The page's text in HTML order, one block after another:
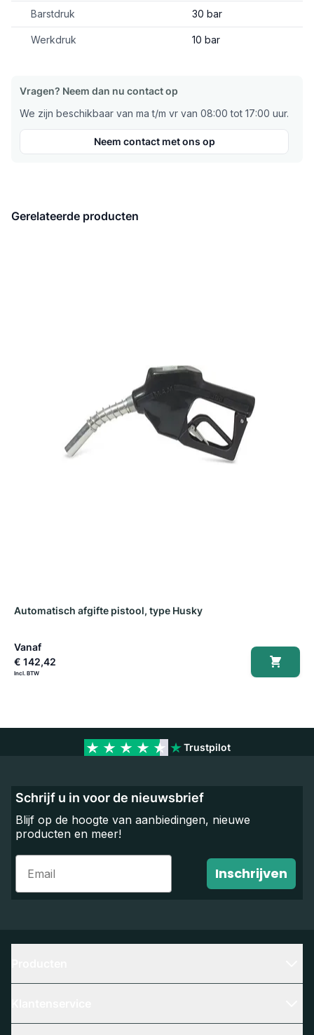
Barstdruk 30 bar
Werkdruk 10 bar
Vragen? Neem dan nu contact op
We zijn beschikbaar van ma t/m vr van 08:00 tot 17:00 uur.
Neem contact met ons op
Gerelateerde producten
Automatisch afgifte pistool, type Husky
Vanaf
€ 142,42
Trustpilot
Schrijf u in voor de nieuwsbrief
Blijf op de hoogte van aanbiedingen, nieuwe
producten en meer!
Email
Inschrijven